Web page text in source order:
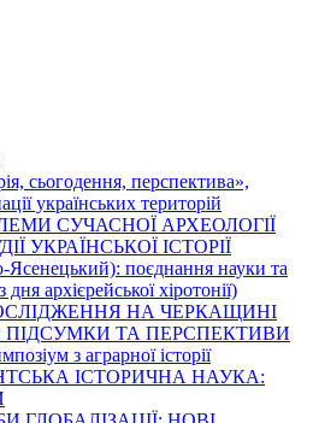
сьогодення, перспектива»,
українських територій
СУЧАСНОЇ АРХЕОЛОГІЇ
УКРАЇНСЬКОЇ ІСТОРІЇ
поєднання науки та
дня архієрейської хіротонії)
НА ЧЕРКАЩИНІ
ПІДСУМКИ ТА ПЕРСПЕКТИВИ
з аграрної історії
ІСТОРИЧНА НАУКА: